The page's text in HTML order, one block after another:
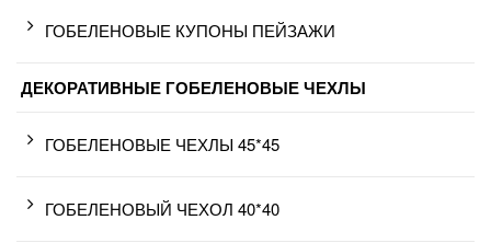
ГОБЕЛЕНОВЫЕ КУПОНЫ ПЕЙЗАЖИ
ДЕКОРАТИВНЫЕ ГОБЕЛЕНОВЫЕ ЧЕХЛЫ
ГОБЕЛЕНОВЫЕ ЧЕХЛЫ 45*45
ГОБЕЛЕНОВЫЙ ЧЕХОЛ 40*40